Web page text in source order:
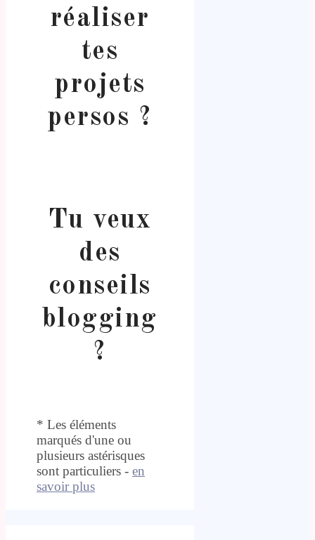
réaliser
tes
projets
persos ?
Tu veux
des
conseils
blogging
?
* Les éléments
marqués d'une ou
plusieurs astérisques
sont particuliers - en
savoir plus